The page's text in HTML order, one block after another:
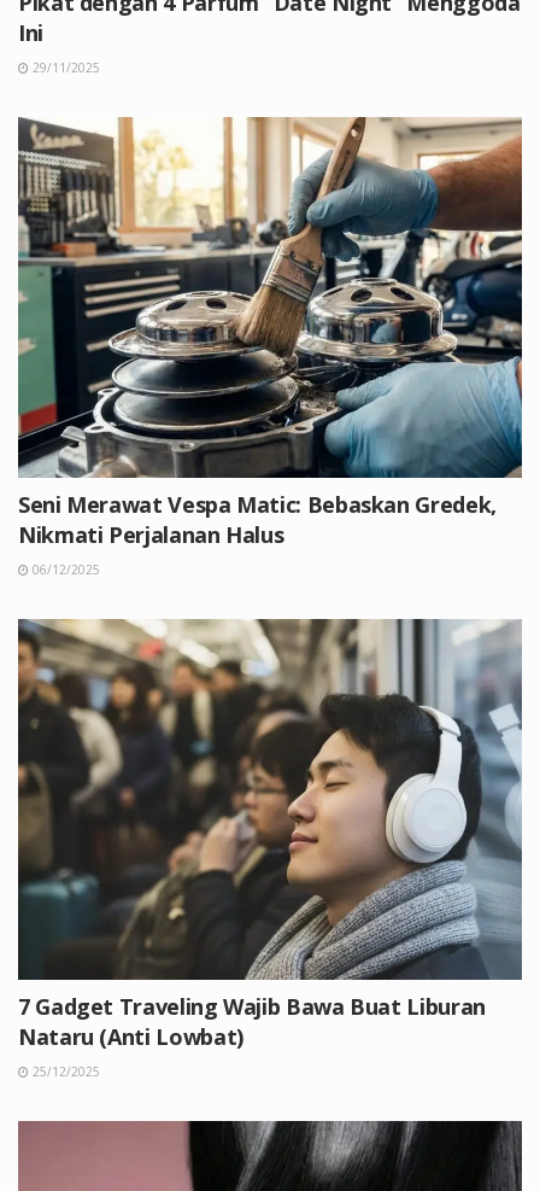
Ini
29/11/2025
Seni Merawat Vespa Matic: Bebaskan Gredek,
Nikmati Perjalanan Halus
06/12/2025
7 Gadget Traveling Wajib Bawa Buat Liburan
Nataru (Anti Lowbat)
25/12/2025